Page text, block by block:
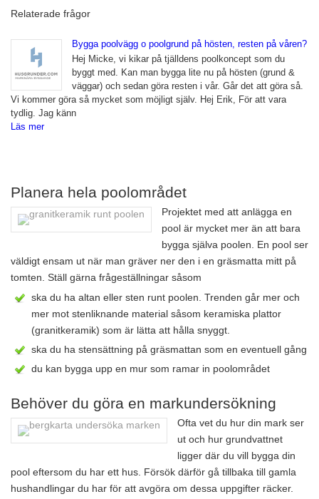
Relaterade frågor
Bygga poolvägg o poolgrund på hösten, resten på våren?
Hej Micke, vi kikar på tjälldens poolkoncept som du
byggt med. Kan man bygga lite nu på hösten (grund &
väggar) och sedan göra resten i vår. Går det att göra så.
Vi kommer göra så mycket som möjligt själv. Hej Erik, För att vara
tydlig. Jag känn
Läs mer
Planera hela poolområdet
Projektet med att anlägga en
pool är mycket mer än att bara
bygga själva poolen. En pool ser
väldigt ensam ut när man gräver ner den i en gräsmatta mitt på
tomten. Ställ gärna frågeställningar såsom
ska du ha altan eller sten runt poolen. Trenden går mer och
mer mot stenliknande material såsom keramiska plattor
(granitkeramik) som är lätta att hålla snyggt.
ska du ha stensättning på gräsmattan som en eventuell gång
du kan bygga upp en mur som ramar in poolområdet
Behöver du göra en markundersökning
Ofta vet du hur din mark ser
ut och hur grundvattnet
ligger där du vill bygga din
pool eftersom du har ett hus. Försök därför gå tillbaka till gamla
hushandlingar du har för att avgöra om dessa uppgifter räcker.